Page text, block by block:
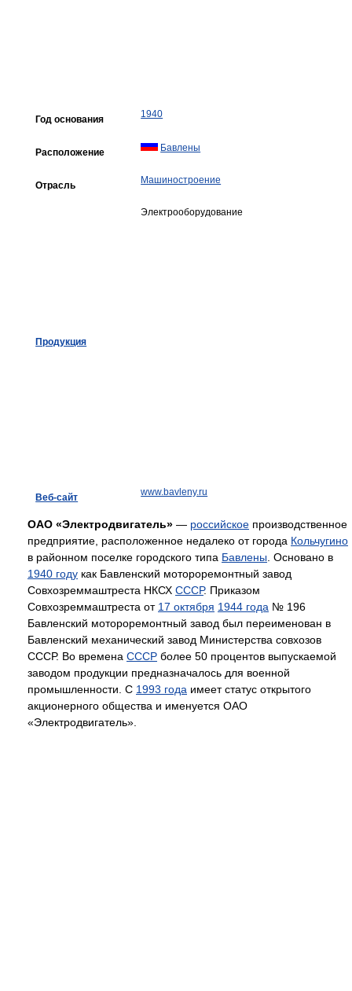
Год основания 1940
Расположение Бавлены
Отрасль Машиностроение
Продукция
Электрооборудование
Веб-сайт www.bavleny.ru
ОАО «Электродвигатель» — российское производственное
предприятие, расположенное недалеко от города Кольчугино
в районном поселке городского типа Бавлены . Основано в
1940 году как Бавленский мотороремонтный завод
Совхозреммаштреста НКСХ СССР. Приказом
Совхозреммаштреста от 17 октября 1944 года № 196
Бавленский мотороремонтный завод был переименован в
Бавленский механический завод Министерства совхозов
СССР. Во времена СССР более 50 процентов выпускаемой
заводом продукции предназначалось для военной
промышленности. С 1993 года имеет статус открытого
акционерного общества и именуется ОАО
«Электродвигатель».